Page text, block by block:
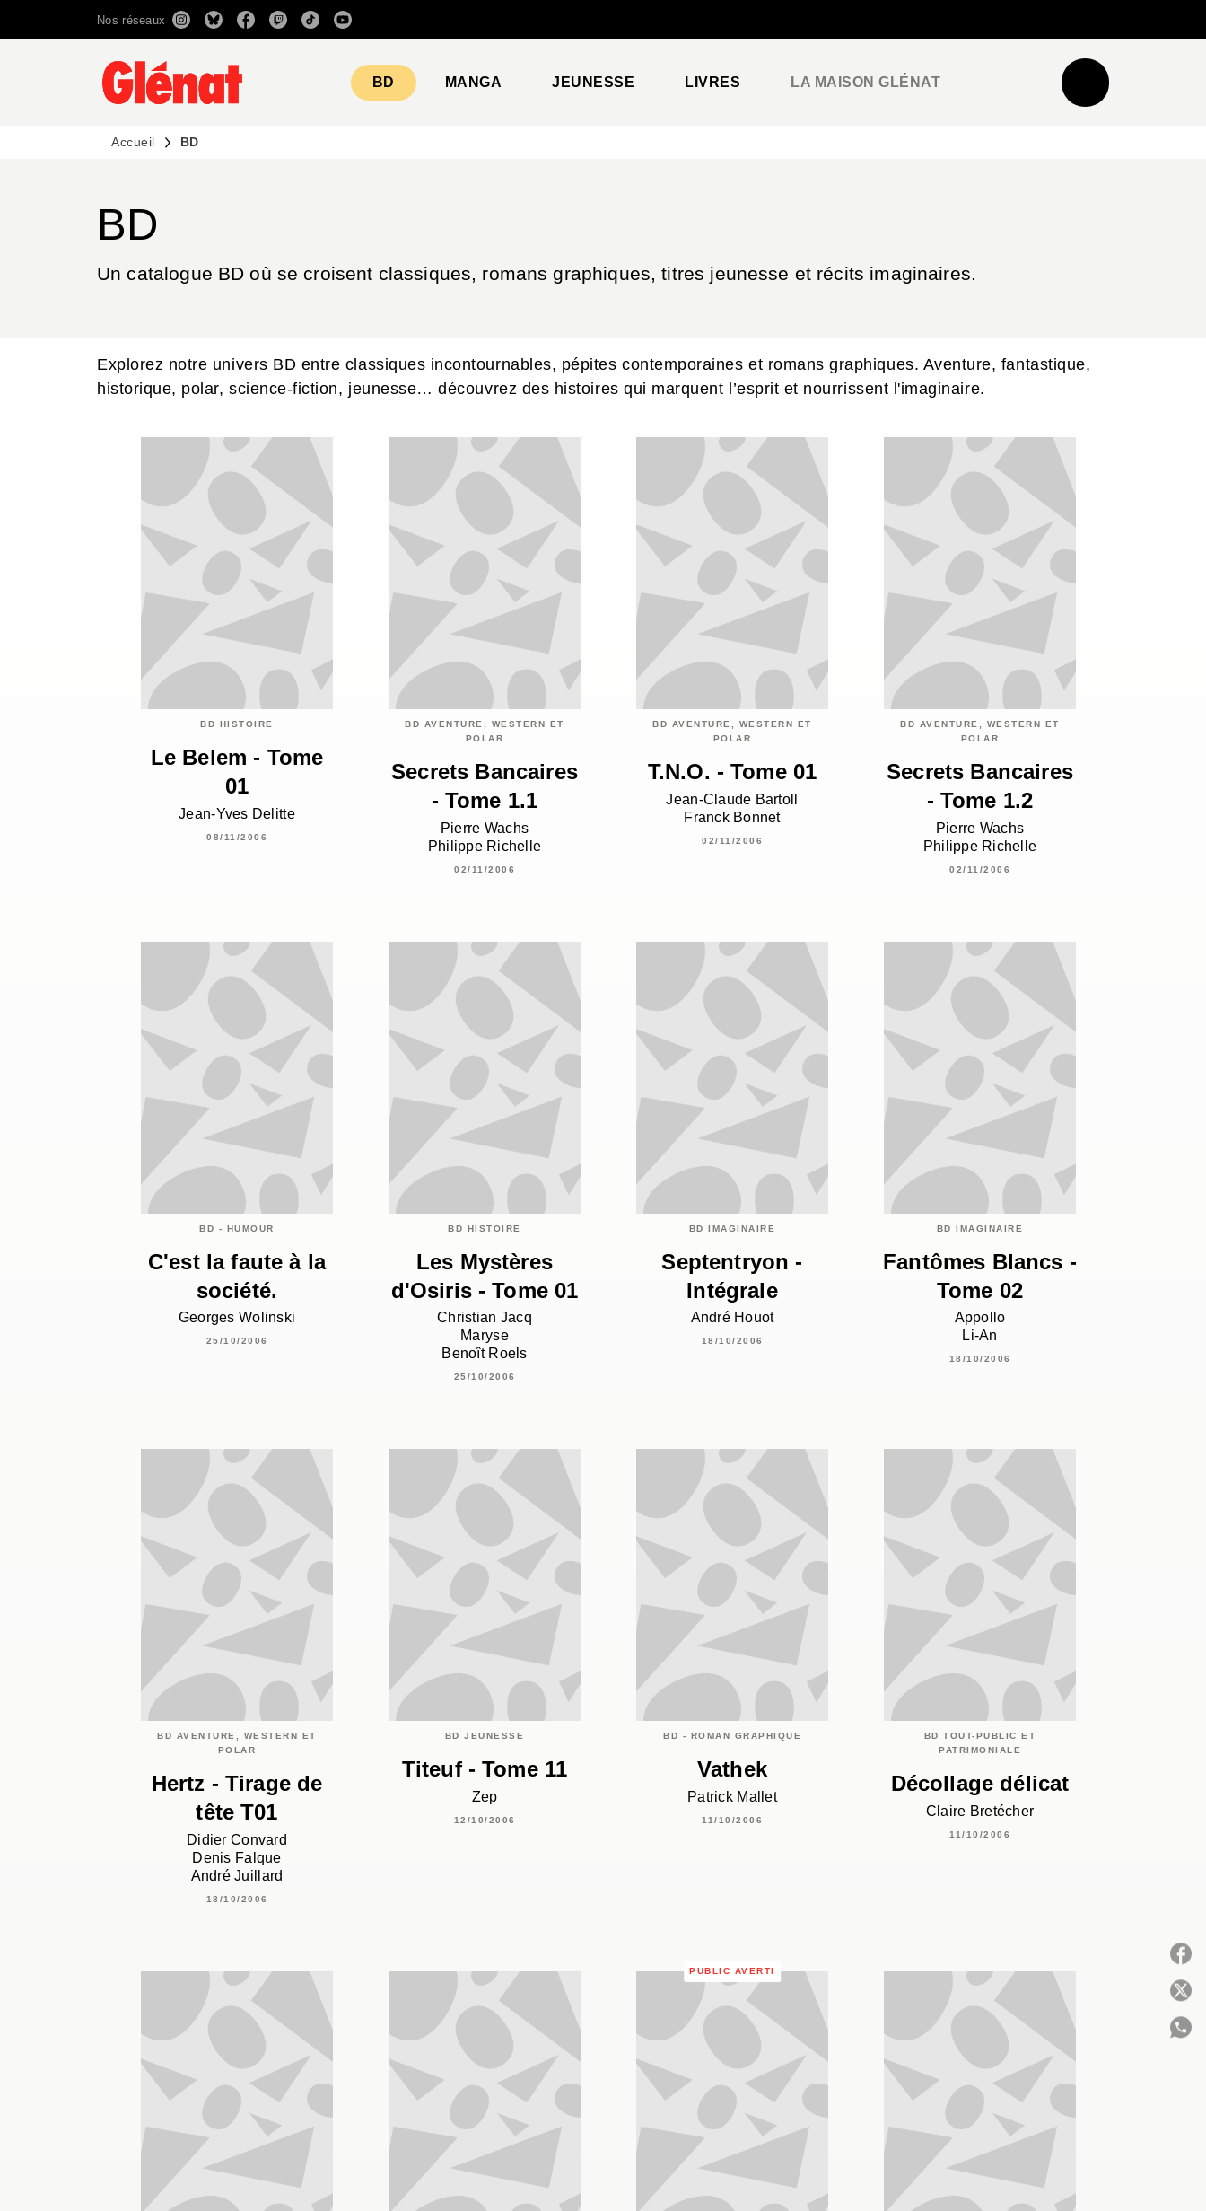
RECHERCHE CONTENU
Nos réseaux
BD MANGA JEUNESSE LIVRES LA MAISON GLÉNAT
Accueil BD
BD
Un catalogue BD où se croisent classiques, romans graphiques, titres jeunesse et récits imaginaires.
Explorez notre univers BD entre classiques incontournables, pépites contemporaines et romans graphiques. Aventure, fantastique,
historique, polar, science-fiction, jeunesse… découvrez des histoires qui marquent l’esprit et nourrissent l'imaginaire.
BD HISTOIRE
Le Belem - Tome
01
Jean-Yves Delitte
08/11/2006
BD AVENTURE, WESTERN ET
POLAR
Secrets Bancaires
- Tome 1.1
Pierre Wachs
Philippe Richelle
02/11/2006
BD AVENTURE, WESTERN ET
POLAR
T.N.O. - Tome 01
Jean-Claude Bartoll
Franck Bonnet
02/11/2006
BD AVENTURE, WESTERN ET
POLAR
Secrets Bancaires
- Tome 1.2
Pierre Wachs
Philippe Richelle
02/11/2006
BD - HUMOUR
C'est la faute à la
société.
Georges Wolinski
25/10/2006
BD HISTOIRE
Les Mystères
d'Osiris - Tome 01
Christian Jacq
Maryse
Benoît Roels
25/10/2006
BD IMAGINAIRE
Septentryon -
Intégrale
André Houot
18/10/2006
BD IMAGINAIRE
Fantômes Blancs -
Tome 02
Appollo
Li-An
18/10/2006
BD AVENTURE, WESTERN ET
POLAR
Hertz - Tirage de
tête T01
Didier Convard
Denis Falque
André Juillard
18/10/2006
BD JEUNESSE
Titeuf - Tome 11
Zep
12/10/2006
BD - ROMAN GRAPHIQUE
Vathek
Patrick Mallet
11/10/2006
BD TOUT-PUBLIC ET
PATRIMONIALE
Décollage délicat
Claire Bretécher
11/10/2006
PUBLIC AVERTI